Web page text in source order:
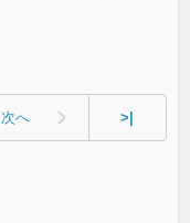
次へ >|